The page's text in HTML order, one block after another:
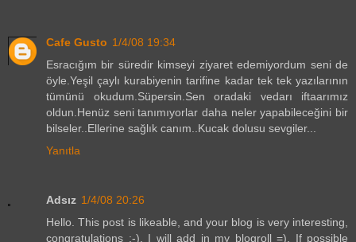
Cafe Gusto 1/4/08 19:34
Esracığım bir süredir kimseyi ziyaret edemiyordum seni de
öyle.Yeşil çaylı kurabiyenin tarifine kadar tek tek yazılarının
tümünü okudum.Süpersin.Sen oradaki vedarı iftaarımız
oldun.Henüz seni tanımıyorlar daha neler yapabileceğini bir
bilseler..Ellerine sağlık canım..Kucak dolusu sevgiler...
Yanıtla
Adsız 1/4/08 20:26
Hello. This post is likeable, and your blog is very interesting,
congratulations :-). I will add in my blogroll =). If possible